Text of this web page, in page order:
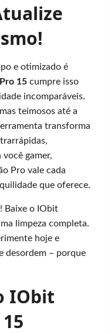
e otimizado é
15 cumpre isso
incomparáveis.
teimosos até a
transforma
gamer,
Pro vale cada
que oferece.
Baixe o IObit
limpeza completa.
hoje e
desordem – porque
IObit